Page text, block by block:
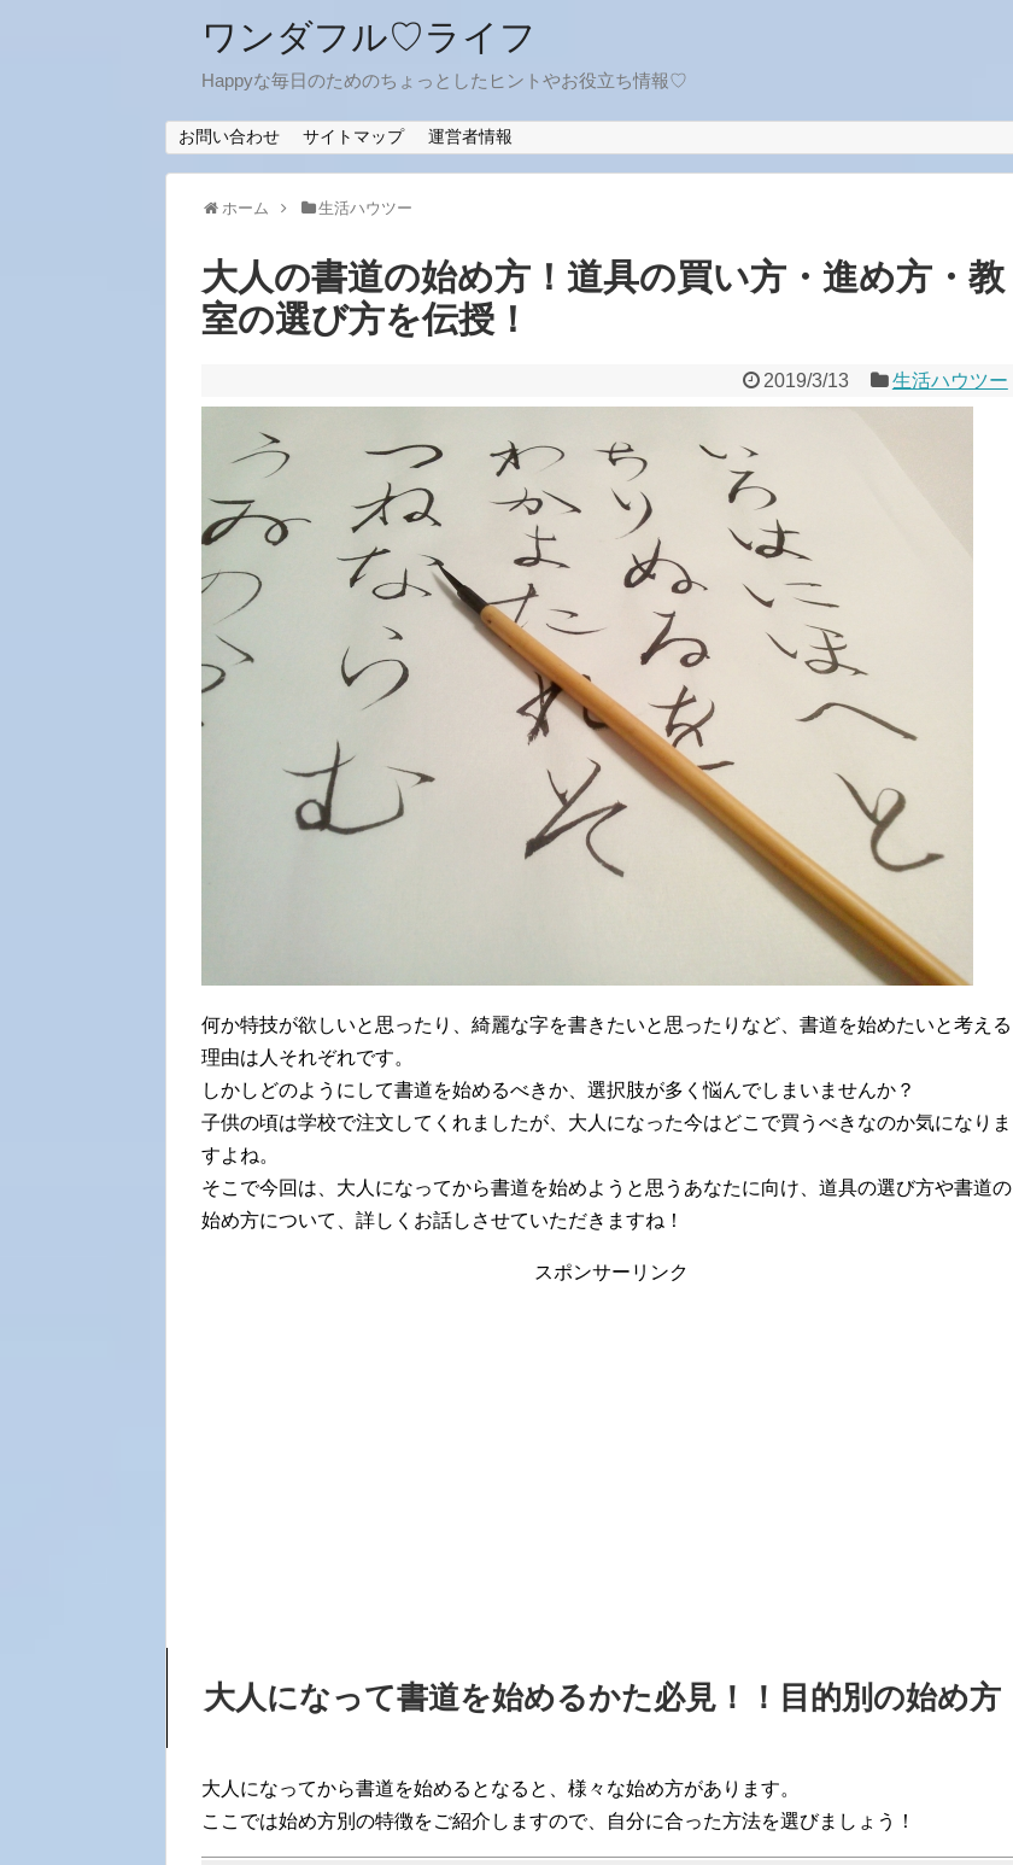
ワンダフル♡ライフ
Happyな毎日のためのちょっとしたヒントやお役立ち情報♡
お問い合わせ サイトマップ 運営者情報
ホーム 生活ハウツー
大人の書道の始め方！道具の買い方・進め方・教
室の選び方を伝授！
2019/3/13 生活ハウツー
何か特技が欲しいと思ったり、綺麗な字を書きたいと思ったりなど、書道を始めたいと考える
理由は人それぞれです。
しかしどのようにして書道を始めるべきか、選択肢が多く悩んでしまいませんか？
子供の頃は学校で注文してくれましたが、大人になった今はどこで買うべきなのか気になりま
すよね。
そこで今回は、大人になってから書道を始めようと思うあなたに向け、道具の選び方や書道の
始め方について、詳しくお話しさせていただきますね！
スポンサーリンク
大人になって書道を始めるかた必見！！目的別の始め方
大人になってから書道を始めるとなると、様々な始め方があります。
ここでは始め方別の特徴をご紹介しますので、自分に合った方法を選びましょう！